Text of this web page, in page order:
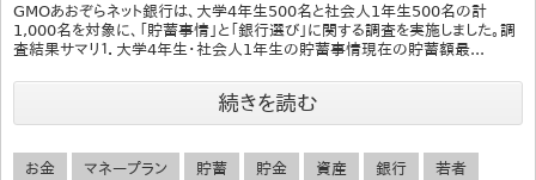
GMOあおぞらネット銀行は、大学4年生500名と社会人1年生500名の計
1,000名を対象に、「貯蓄事情」と「銀行選び」に関する調査を実施しました。調
査結果サマリ１．大学4年生・社会人1年生の貯蓄事情現在の貯蓄額最...
続きを読む
お金 マネープラン 貯蓄 貯金 資産 銀行 若者